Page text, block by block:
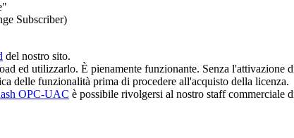
Subscriber)
del nostro sito.
ed utilizzarlo. È pienamente funzionante. Senza l'attivazione
delle funzionalità prima di procedere all'acquisto della licenza.
OPC-UAC è possibile rivolgersi al nostro staff commerciale